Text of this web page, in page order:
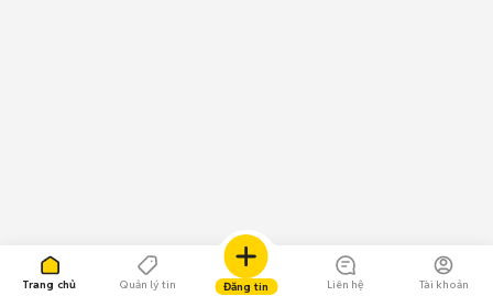
Trang chủ Quản lý tin Đăng tin Liên hệ Tài khoản